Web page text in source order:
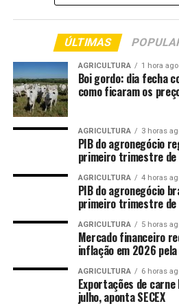
Seguem abertas as inscrições
Formação Esportiva de Mato
ÚLTIMAS
AGRICULTURA 1 hora ago
Boi gordo: dia fecha
como ficaram os
AGRICULTURA 3 horas
PIB do agronegócio
primeiro trimestre
AGRICULTURA 4 horas
PIB do agronegócio
primeiro trimestre
AGRICULTURA 5 horas
Mercado financeiro
inflação em 2026
AGRICULTURA 6 horas
Exportações de
julho, aponta SECEX